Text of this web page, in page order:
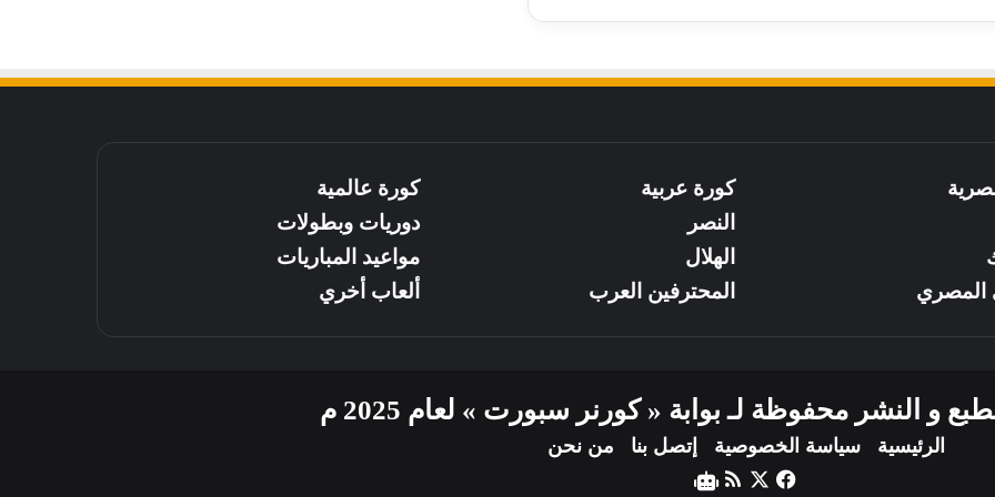
المصري
كورة عربية
النصر
الهلال
المحترفين العرب
كورة عالمية
دوريات وبطولات
مواعيد المباريات
ألعاب أخري
و النشر محفوظة لـ بوابة « كورنر سبورت » لعام 2025 م
الرئيسية سياسة الخصوصية إتصل بنا
من نحن
فيسبوك
‫X ملخصنبض